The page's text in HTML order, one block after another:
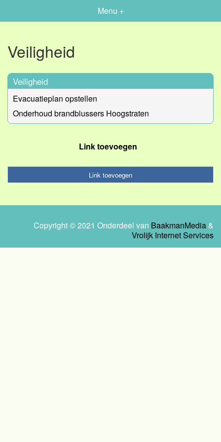
Menu +
Veiligheid
Veiligheid
Evacuatieplan opstellen
Onderhoud brandblussers Hoogstraten
Link toevoegen
Link toevoegen
Copyright © 2021 Onderdeel van BaakmanMedia &
Vrolijk Internet Services